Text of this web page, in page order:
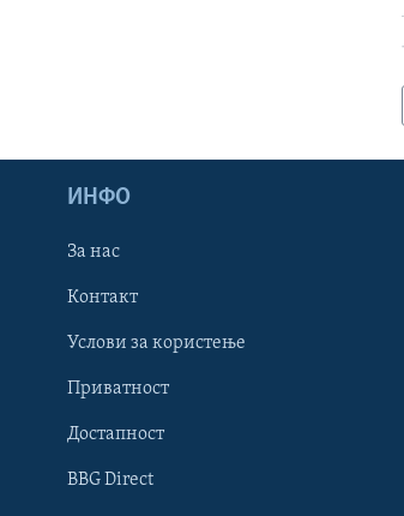
Learning English
НАКУСО...
ИНФО
За нас
Контакт
Услови за користење
Приватност
Достапност
BBG Direct